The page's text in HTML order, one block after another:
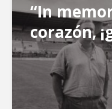
“In
corazón,